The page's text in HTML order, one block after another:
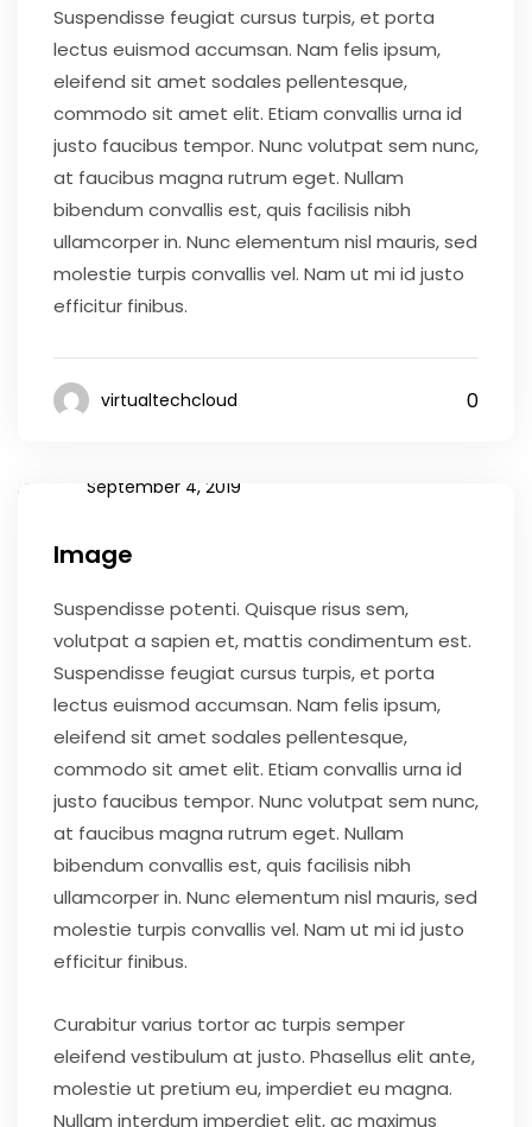
Suspendisse feugiat cursus turpis, et porta
lectus euismod accumsan. Nam felis ipsum,
eleifend sit amet sodales pellentesque,
commodo sit amet elit. Etiam convallis urna id
justo faucibus tempor. Nunc volutpat sem nunc,
at faucibus magna rutrum eget. Nullam
bibendum convallis est, quis facilisis nibh
ullamcorper in. Nunc elementum nisl mauris, sed
molestie turpis convallis vel. Nam ut mi id justo
efficitur finibus.
virtualtechcloud 0
September 4, 2019
Image
Suspendisse potenti. Quisque risus sem,
volutpat a sapien et, mattis condimentum est.
Suspendisse feugiat cursus turpis, et porta
lectus euismod accumsan. Nam felis ipsum,
eleifend sit amet sodales pellentesque,
commodo sit amet elit. Etiam convallis urna id
justo faucibus tempor. Nunc volutpat sem nunc,
at faucibus magna rutrum eget. Nullam
bibendum convallis est, quis facilisis nibh
ullamcorper in. Nunc elementum nisl mauris, sed
molestie turpis convallis vel. Nam ut mi id justo
efficitur finibus.
Curabitur varius tortor ac turpis semper
eleifend vestibulum at justo. Phasellus elit ante,
molestie ut pretium eu, imperdiet eu magna.
Nullam interdum imperdiet elit, ac maximus